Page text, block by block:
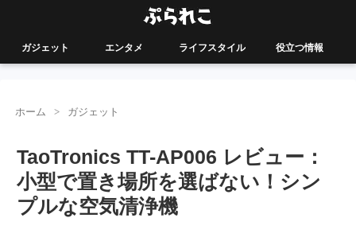
ガジェット エンタメ ライフスタイル 役立つ情報
ホーム ガジェット
TaoTronics TT-AP006 レビュー：
小型で置き場所を選ばない！シン
プルな空気清浄機